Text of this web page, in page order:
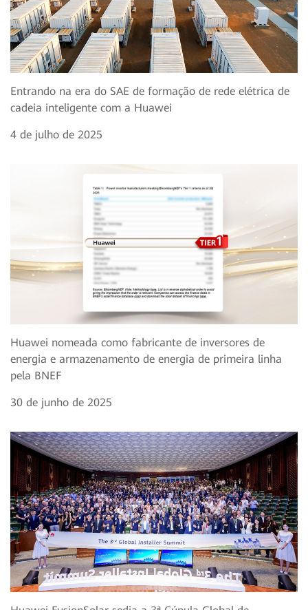
Entrando na era do SAE de formação de rede elétrica de
cadeia inteligente com a Huawei
4 de julho de 2025
Huawei nomeada como fabricante de inversores de
energia e armazenamento de energia de primeira linha
pela BNEF
30 de junho de 2025